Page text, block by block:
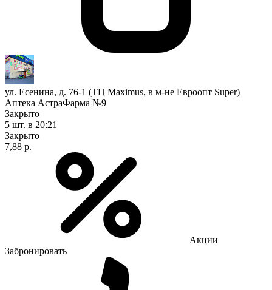
ул. Есенина, д. 76-1 (ТЦ Maximus, в м-не Евроопт Super)
Аптека АстраФарма №9
Закрыто
5 шт. в 20:21
Закрыто
7,88 р.
Акции
Забронировать